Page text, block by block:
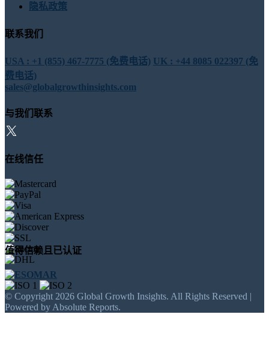
隐私政策
联系我们
USA : +1 (855) 467-7775 (免费电话) UK : +44 8085 022397 (免
费电话)
sales@globalgrowthinsights.com
与我们联系
在线信任
值得信赖且已认证
© Copyright 2026 Global Growth Insights. All Rights Reserved |
Powered by Absolute Reports.